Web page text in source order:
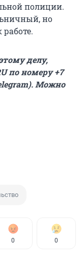
полиции.
но
делу,
по номеру +7
Можно
0 0